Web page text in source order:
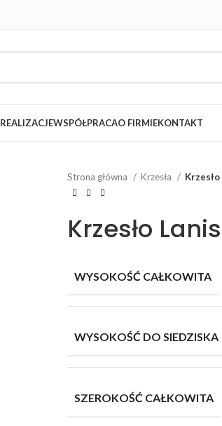
REALIZACJEWSPÓŁPRACAO FIRMIEKONTAKT
Strona główna
Krzesła
Krzesło
WYSOKOŚĆ CAŁKOWITA
WYSOKOŚĆ DO SIEDZISKA
SZEROKOŚĆ CAŁKOWITA